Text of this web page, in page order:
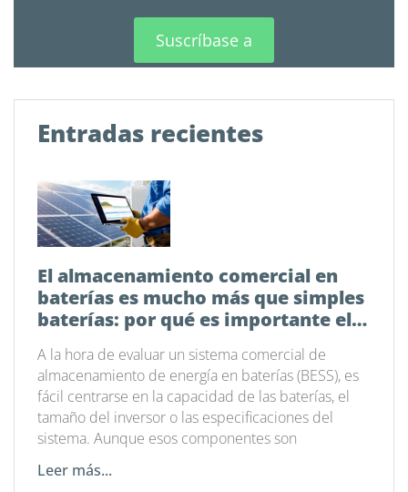
Suscríbase a
Entradas recientes
El almacenamiento comercial en
baterías es mucho más que simples
baterías: por qué es importante el
A la hora de evaluar un sistema comercial de
almacenamiento de energía en baterías (BESS), es
fácil centrarse en la capacidad de las baterías, el
tamaño del inversor o las especificaciones del
sistema. Aunque esos componentes son
Leer más...